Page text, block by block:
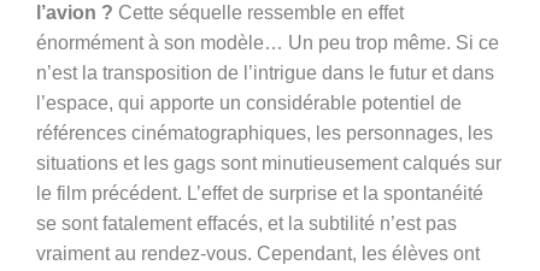
l’avion ? Cette séquelle ressemble en effet
énormément à son modèle… Un peu trop même. Si ce
n’est la transposition de l’intrigue dans le futur et dans
l’espace, qui apporte un considérable potentiel de
références cinématographiques, les personnages, les
situations et les gags sont minutieusement calqués sur
le film précédent. L’effet de surprise et la spontanéité
se sont fatalement effacés, et la subtilité n’est pas
vraiment au rendez-vous. Cependant, les élèves ont